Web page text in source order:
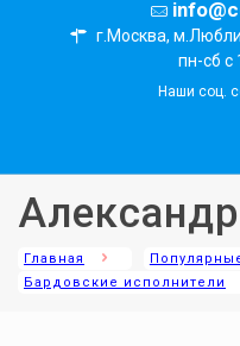
г.Москва,
пн-сб с
Наши соц.
Главная
Бардовские исполнители